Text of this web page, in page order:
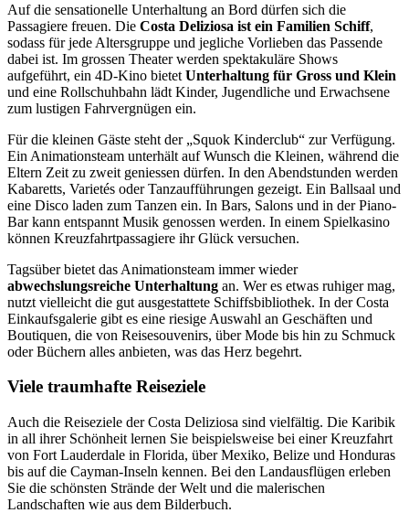
Auf die sensationelle Unterhaltung an Bord dürfen sich die
Passagiere freuen. Die Costa Deliziosa ist ein Familien Schiff,
sodass für jede Altersgruppe und jegliche Vorlieben das Passende
dabei ist. Im grossen Theater werden spektakuläre Shows
aufgeführt, ein 4D-Kino bietet Unterhaltung für Gross und Klein
und eine Rollschuhbahn lädt Kinder, Jugendliche und Erwachsene
zum lustigen Fahrvergnügen ein.
Für die kleinen Gäste steht der „Squok Kinderclub“ zur Verfügung.
Ein Animationsteam unterhält auf Wunsch die Kleinen, während die
Eltern Zeit zu zweit geniessen dürfen. In den Abendstunden werden
Kabaretts, Varietés oder Tanzaufführungen gezeigt. Ein Ballsaal und
eine Disco laden zum Tanzen ein. In Bars, Salons und in der Piano-
Bar kann entspannt Musik genossen werden. In einem Spielkasino
können Kreuzfahrtpassagiere ihr Glück versuchen.
Tagsüber bietet das Animationsteam immer wieder
abwechslungsreiche Unterhaltung an. Wer es etwas ruhiger mag,
nutzt vielleicht die gut ausgestattete Schiffsbibliothek. In der Costa
Einkaufsgalerie gibt es eine riesige Auswahl an Geschäften und
Boutiquen, die von Reisesouvenirs, über Mode bis hin zu Schmuck
oder Büchern alles anbieten, was das Herz begehrt.
Viele traumhafte Reiseziele
Auch die Reiseziele der Costa Deliziosa sind vielfältig. Die Karibik
in all ihrer Schönheit lernen Sie beispielsweise bei einer Kreuzfahrt
von Fort Lauderdale in Florida, über Mexiko, Belize und Honduras
bis auf die Cayman-Inseln kennen. Bei den Landausflügen erleben
Sie die schönsten Strände der Welt und die malerischen
Landschaften wie aus dem Bilderbuch.